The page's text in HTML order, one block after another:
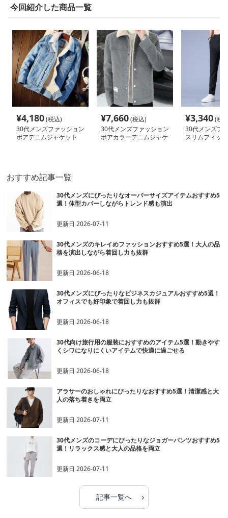
今回紹介した商品一覧
¥4,180(税込)
30代メンズファッション
ボアデニムジャケット
¥7,660(税込)
30代メンズファッション
ボアカラーデニムジャケ
¥3,340(税
30代メンズフ
スリムフィッ
おすすめ記事一覧
30代メンズにぴったりなオーバーサイズアイテムおすすめ5
選！体型カバーしながらトレンド感も演出
更新日2026-07-11
30代メンズのキレイめファッションおすすめ5選！大人の品
格を演出しながら着回し力も抜群
更新日2026-06-18
30代メンズにぴったりなビジネスカジュアルおすすめ5選！
オフィスでも好印象で着回し力も抜群
更新日2026-06-18
30代向け旅行用の服装におすすめのアイテム5選！動きやす
くシワになりにくいアイテムで快適に過ごせる
更新日2026-06-18
アラサーのおしゃれにぴったりなおすすめ5選！清潔感と大
人の落ち着きを両立
更新日2026-07-11
30代メンズのコーデにぴったりなジョガーパンツおすすめ5
選！リラックス感と大人の品格を両立
更新日2026-07-11
記事一覧へ ›